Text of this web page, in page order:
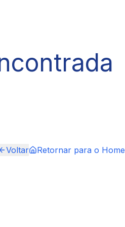
Voltar Retornar para o Home